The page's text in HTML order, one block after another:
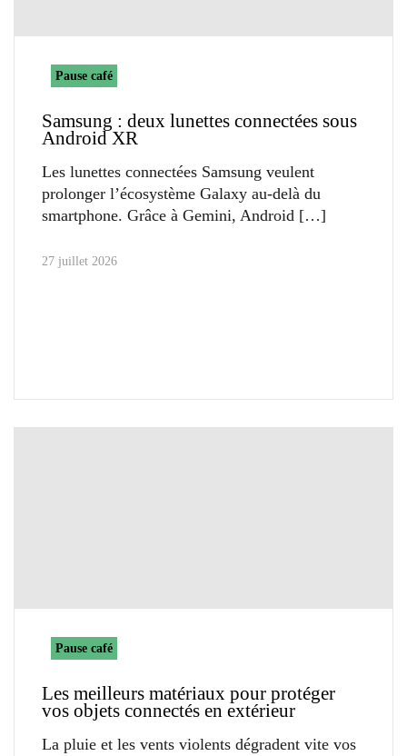
Pause café
Samsung : deux lunettes connectées sous
Android XR
Les lunettes connectées Samsung veulent
prolonger l’écosystème Galaxy au-delà du
smartphone. Grâce à Gemini, Android
27 juillet 2026
Pause café
Les meilleurs matériaux pour protéger
vos objets connectés en extérieur
La pluie et les vents violents dégradent vite vos